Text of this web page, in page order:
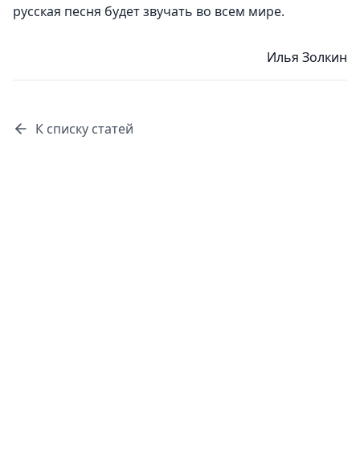
русская песня будет звучать во всем мире.
Илья Золкин
К списку статей